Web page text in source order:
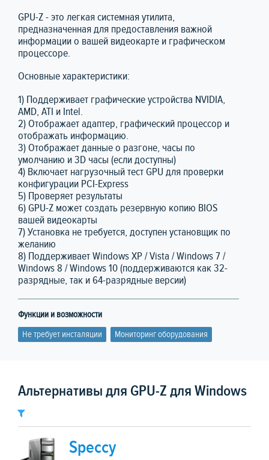
GPU-Z - это легкая системная утилита,
предназначенная для предоставления важной
информации о вашей видеокарте и графическом
процессоре.
Основные характеристики:
1) Поддерживает графические устройства NVIDIA,
AMD, ATI и Intel.
2) Отображает адаптер, графический процессор и
отображать информацию.
3) Отображает данные о разгоне, часы по
умолчанию и 3D часы (если доступны)
4) Включает нагрузочный тест GPU для проверки
конфигурации PCI-Express
5) Проверяет результаты
6) GPU-Z может создать резервную копию BIOS
вашей видеокарты
7) Установка не требуется, доступен установщик по
желанию
8) Поддерживает Windows XP / Vista / Windows 7 /
Windows 8 / Windows 10 (поддерживаются как 32-
разрядные, так и 64-разрядные версии)
Функции и возможности
Не требует инсталяции
Мониторинг оборудования
Альтернативы для GPU-Z для Windows
Speccy